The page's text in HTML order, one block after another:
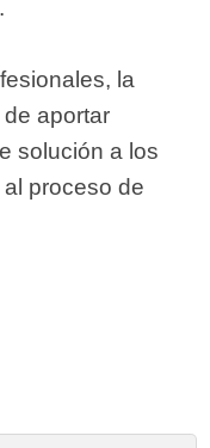
la
aportar
solución a los
proceso de